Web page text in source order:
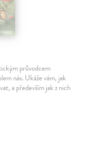
průvodcem
nás. Ukáže vám, jak
a především jak z nich